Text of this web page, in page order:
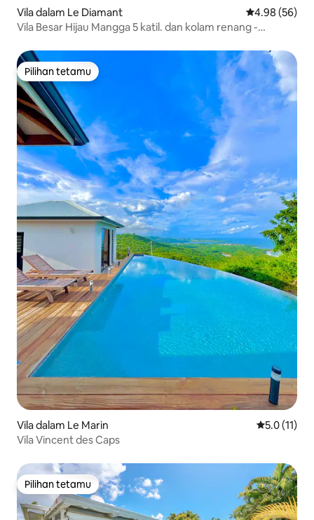
Vila dalam Le Diamant Penarafan
4.98 (56)
Vila Besar Hijau Mangga 5 katil. dan kolam renang -
Pilihan tetamu
Pilihan tetamu
Vila dalam Le Marin Penarafan
5.0 (11)
Vila Vincent des Caps
Pilihan tetamu
Pilihan tetamu